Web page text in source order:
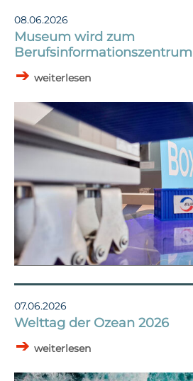
08.06.2026
Museum wird zum
Berufsinformationszentrum
weiterlesen
07.06.2026
Welttag der Ozean 2026
weiterlesen